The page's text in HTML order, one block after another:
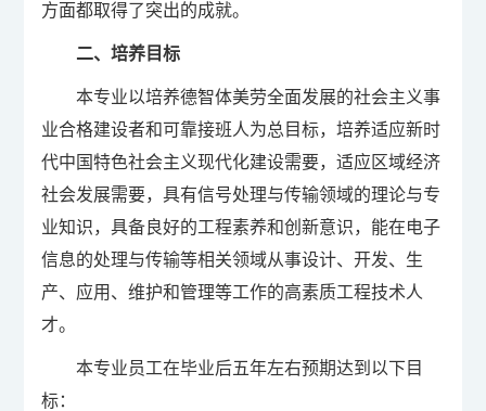
方面都取得了突出的成就。
二、培养目标
本专业以培养德智体美劳全面发展的社会主义事
业合格建设者和可靠接班人为总目标，培养适应新时
代中国特色社会主义现代化建设需要，适应区域经济
社会发展需要，具有信号处理与传输领域的理论与专
业知识，具备良好的工程素养和创新意识，能在电子
信息的处理与传输等相关领域从事设计、开发、生
产、应用、维护和管理等工作的高素质工程技术人
才。
本专业员工在毕业后五年左右预期达到以下目
标：